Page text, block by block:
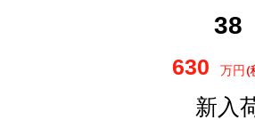
38
630 万円
新入